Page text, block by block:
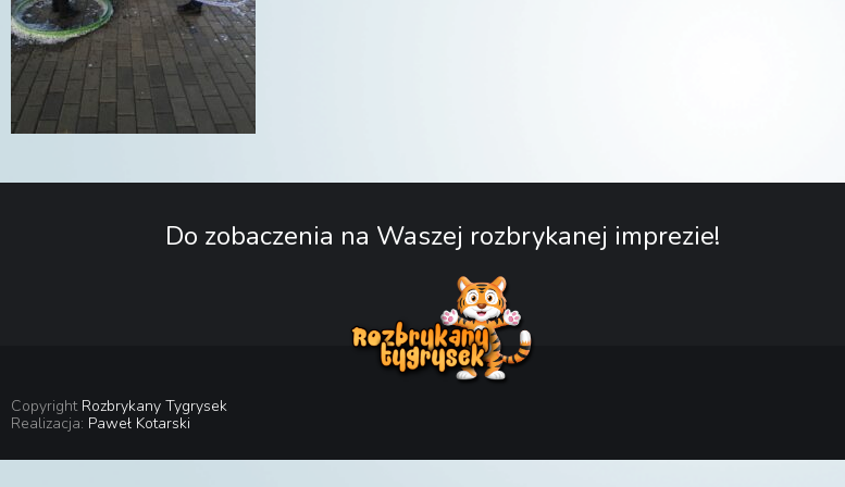
Do zobaczenia na Waszej rozbrykanej imprezie!
Copyright Rozbrykany Tygrysek
Realizacja: Paweł Kotarski